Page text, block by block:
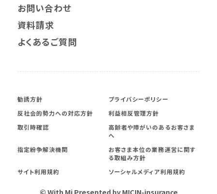
お問い合わせ
資料請求
よくあるご質問
勧誘方針
プライバシーポリシー
反社会的勢力への対応方針
利益相反管理方針
取引時確認
高齢者や障がいのあるお客さま
へ
指定紛争解決機関
お客さま本位の業務運営に関す
る取組み方針
サイト利用規約
ソーシャルメディア利用規約
© With Mi Presented by MICIN-insurance